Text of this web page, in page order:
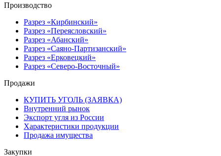
Производство
Разрез «Кирбинский»
Разрез «Переясловский»
Разрез «Абанский»
Разрез «Саяно-Партизанский»
Разрез «Ерковецкий»
Разрез «Северо-Восточный»
Продажи
КУПИТЬ УГОЛЬ (ЗАЯВКА)
Внутренний рынок
Экспорт угля из России
Характеристики продукции
Продажа имущества
Закупки